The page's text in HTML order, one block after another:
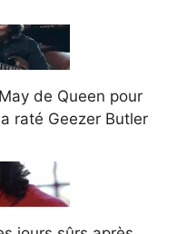
de Queen pour
raté Geezer Butler